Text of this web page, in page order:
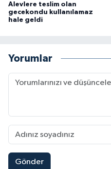
Alevlere teslim olan
gecekondu kullanılamaz
hale geldi
Yorumlar
Gönder